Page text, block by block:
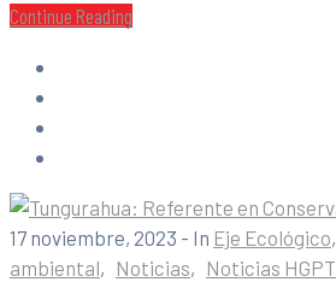
Continue Reading
17 noviembre, 2023 - In Eje Ecológico‚
ambiental‚ Noticias‚ Noticias HGPT